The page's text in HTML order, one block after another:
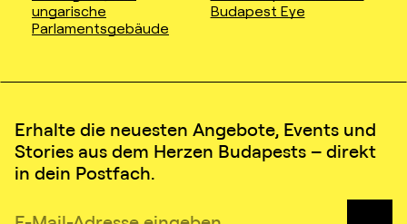
ungarische
Parlamentsgebäude
Budapest Eye
Erhalte die neuesten Angebote, Events und
Stories aus dem Herzen Budapests – direkt
in dein Postfach.